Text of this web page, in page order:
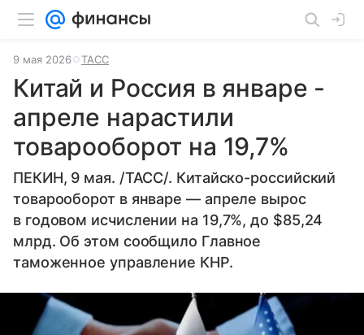
9 мая 2026 ТАСС
Китай и Россия в январе -
апреле нарастили
товарооборот на 19,7%
ПЕКИН, 9 мая. /ТАСС/. Китайско-российский
товарооборот в январе — апреле вырос
в годовом исчислении на 19,7%, до $85,24
млрд. Об этом сообщило Главное
таможенное управление КНР.